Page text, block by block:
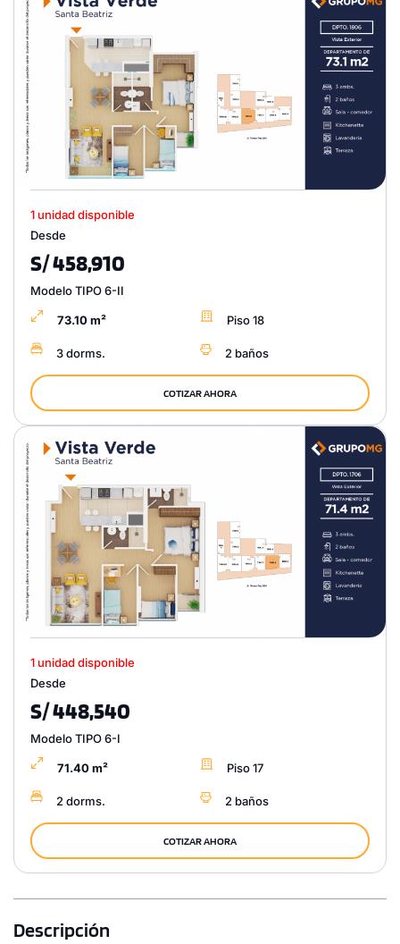
1 unidad disponible
Desde
S/ 458,910
Modelo TIPO 6-II
73.10 m² Piso 18
3 dorms. 2 baños
COTIZAR AHORA
1 unidad disponible
Desde
S/ 448,540
Modelo TIPO 6-I
71.40 m² Piso 17
2 dorms. 2 baños
COTIZAR AHORA
Descripción